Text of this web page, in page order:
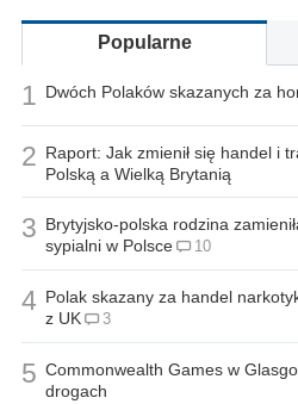
Popularne
1 Dwóch Polaków skazanych za
2 Raport: Jak zmienił się handel i
Polską a Wielką Brytanią
3 Brytyjsko-polska rodzina
sypialni w Polsce
10
4 Polak skazany za handel
z UK
3
5 Commonwealth Games w
drogach